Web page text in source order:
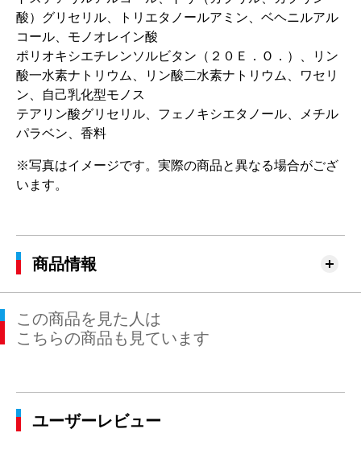
酸）グリセリル、トリエタノールアミン、ベヘニルアル
コール、モノオレイン酸
ポリオキシエチレンソルビタン（２０Ｅ．Ｏ．）、リン
酸一水素ナトリウム、リン酸二水素ナトリウム、ワセリ
ン、自己乳化型モノス
テアリン酸グリセリル、フェノキシエタノール、メチル
パラベン、香料
※写真はイメージです。実際の商品と異なる場合がござ
います。
商品情報
この商品を見た人は
こちらの商品も見ています
ユーザーレビュー